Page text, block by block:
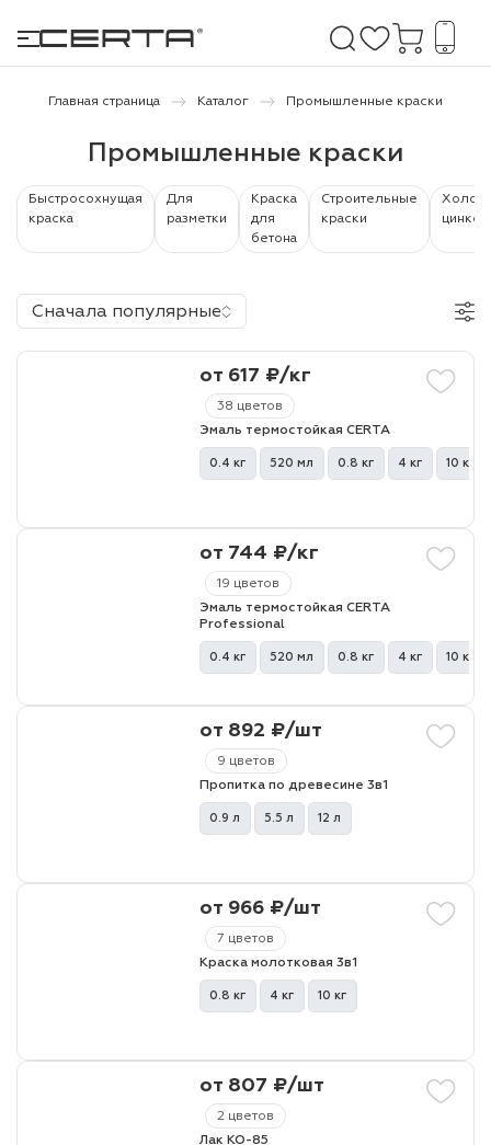
покрытия
и дачи
бетону,
Главная страница Каталог Промышленные краски
Промышленные краски
Быстросохнущая
краска
Для
разметки
Краска
для
бетона
Строительные
краски
Сначала популярные
38 цветов
от 617 ₽/кг
Эмаль термостойкая CERTA
0.4 кг 520 мл 0.8 кг 4 кг 10 кг
19 цветов
от 744 ₽/кг
Эмаль термостойкая CERTA
Professional
0.4 кг 520 мл 0.8 кг 4 кг 10 кг
9 цветов
от 892 ₽/шт
Пропитка по древесине 3в1
0.9 л 5.5 л 12 л
7 цветов
от 966 ₽/шт
Краска молотковая 3в1
0.8 кг 4 кг 10 кг
2 цветов
от 807 ₽/шт
Лак КО-85